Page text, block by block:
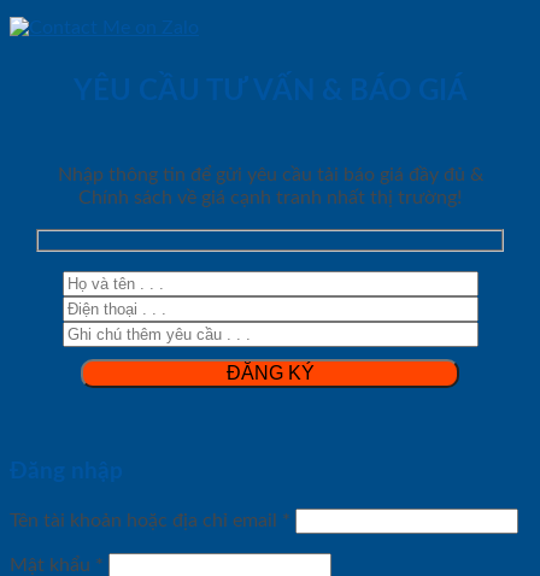
YÊU CẦU TƯ VẤN & BÁO GIÁ
Nhập thông tin để gửi yêu cầu tải báo giá đầy đủ &
Chính sách về giá cạnh tranh nhất thị trường!
Đăng nhập
Tên tài khoản hoặc địa chỉ email *
Mật khẩu *